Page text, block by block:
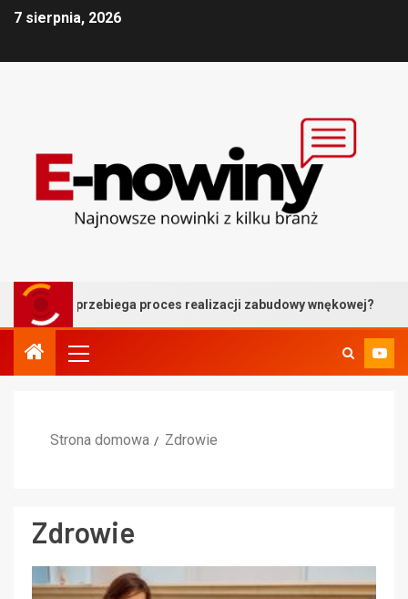
7 sierpnia, 2026
proces realizacji zabudowy wnękowej?
Strona domowa Zdrowie
Zdrowie